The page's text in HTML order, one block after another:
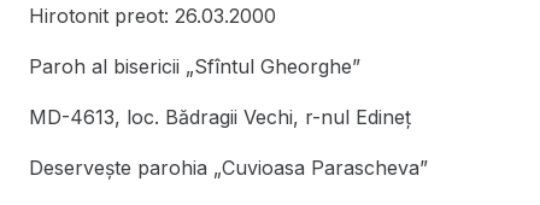
Hirotonit preot: 26.03.2000
Paroh al bisericii „Sfîntul Gheorghe”
MD-4613, loc. Bădragii Vechi, r-nul Edineţ
Deserveşte parohia „Cuvioasa Parascheva”